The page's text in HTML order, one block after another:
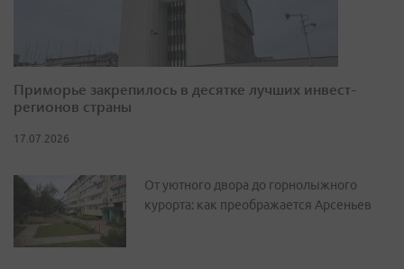
Приморье закрепилось в десятке лучших инвест-
регионов страны
17.07.2026
От уютного двора до горнолыжного
курорта: как преображается Арсеньев